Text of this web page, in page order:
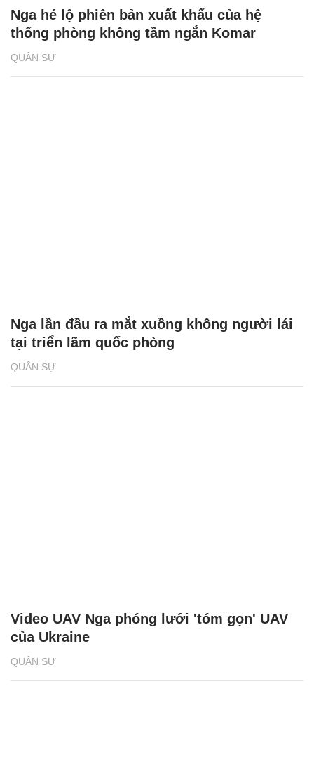
QUÂN SỰ
Nga hé lộ phiên bản xuất khẩu của hệ
thống phòng không tầm ngắn Komar
QUÂN SỰ
Nga lần đầu ra mắt xuồng không người lái
tại triển lãm quốc phòng
QUÂN SỰ
Video UAV Nga phóng lưới 'tóm gọn' UAV
của Ukraine